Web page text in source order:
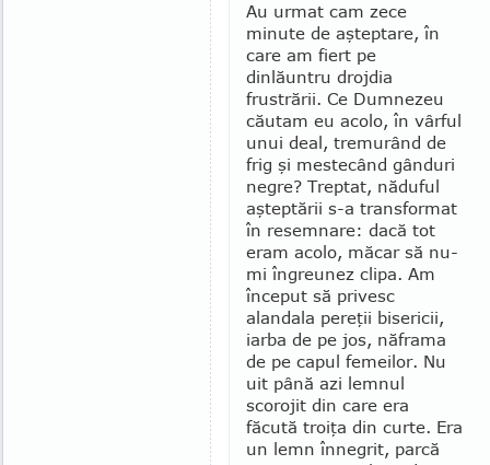
Au urmat cam zece
minute de aş­teptare, în
care am fiert pe
dinlăuntru drojdia
frustrării. Ce Dum­nezeu
cău­tam eu acolo, în vâr­ful
unui deal, tremu­rând de
frig şi mestecând gânduri
negre? Treptat, nă­duful
aşteptării s-a transformat
în re­sem­nare: dacă tot
eram acolo, măcar să nu-
mi îngreunez clipa. Am
început să privesc
alandala pereţii bisericii,
iarba de pe jos, năframa
de pe capul femeilor. Nu
uit până azi lemnul
scorojit din care era
făcută troiţa din curte. Era
un lemn înnegrit, parcă